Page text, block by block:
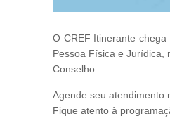
O CREF Itinerante
Pessoa Física e Jurídica,
Conselho.
Agende seu atendimento
Fique atento à